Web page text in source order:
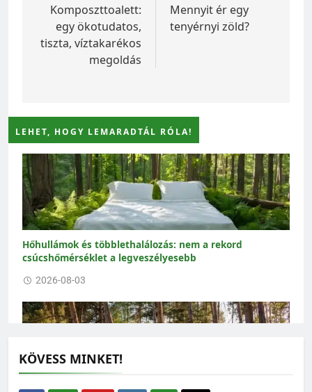
navigáció
Komposzttoalett:
egy ökotudatos,
tiszta, víztakarékos
megoldás
Mennyit ér egy
tenyérnyi zöld?
LEHET, HOGY LEMARADTÁL RÓLA!
Hőhullámok és többlethalálozás: nem a rekord
csúcshőmérséklet a legveszélyesebb
2026-08-03
KÖVESS MINKET!